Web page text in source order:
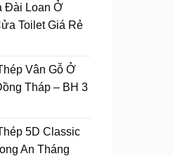
Đài Loan Ở
Toilet Giá Rẻ
Vân Gỗ Ở
Tháp – BH 3
5D Classic
An Tháng